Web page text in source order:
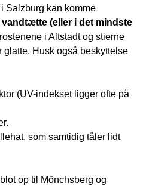
Salzburg kan komme
vandtætte (eller i det mindste
i Altstadt og stierne
glatte. Husk også beskyttelse
(UV-indekset ligger ofte på
som samtidig tåler lidt
op til Mönchsberg og